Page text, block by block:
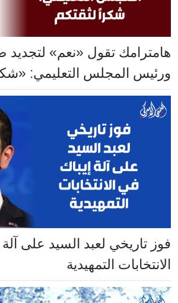
هامترامك تقول «نعم» لتجديد
ورئيس المجلس التعليمي:
فوز تاريخي لعبد السيد على
الانتخابات التمهيدية